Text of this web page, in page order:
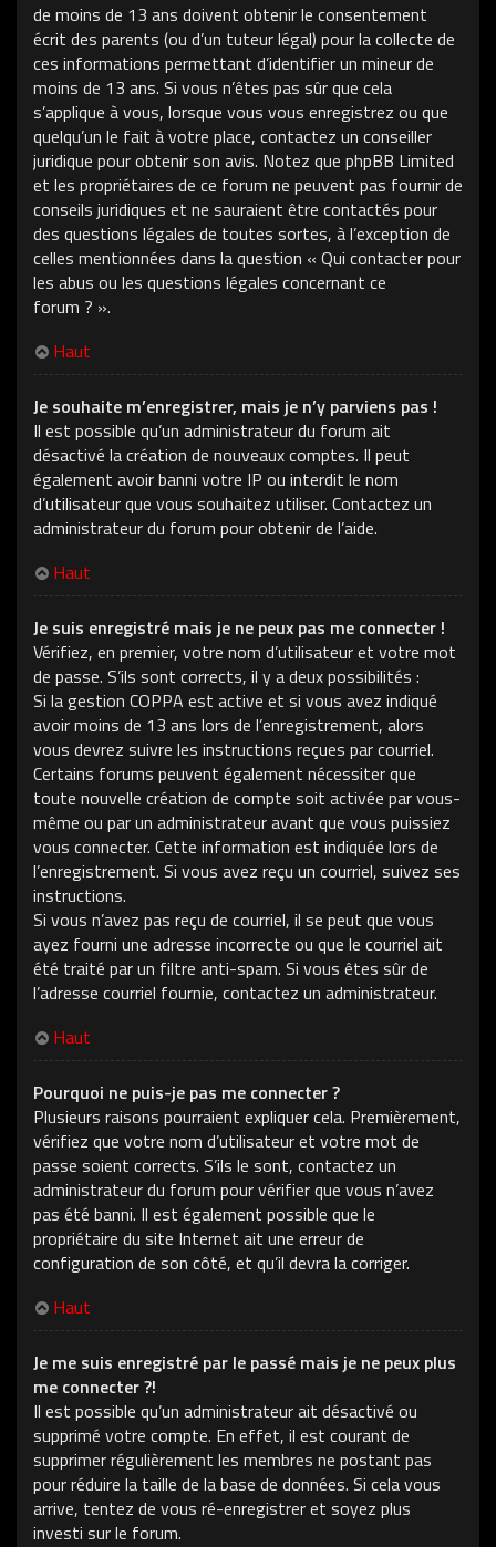
de moins de 13 ans doivent obtenir le consentement
écrit des parents (ou d’un tuteur légal) pour la collecte de
ces informations permettant d’identifier un mineur de
moins de 13 ans. Si vous n’êtes pas sûr que cela
s’applique à vous, lorsque vous vous enregistrez ou que
quelqu’un le fait à votre place, contactez un conseiller
juridique pour obtenir son avis. Notez que phpBB Limited
et les propriétaires de ce forum ne peuvent pas fournir de
conseils juridiques et ne sauraient être contactés pour
des questions légales de toutes sortes, à l’exception de
celles mentionnées dans la question « Qui contacter pour
les abus ou les questions légales concernant ce
forum ? ».
Haut
Je souhaite m’enregistrer, mais je n’y parviens pas !
Il est possible qu’un administrateur du forum ait
désactivé la création de nouveaux comptes. Il peut
également avoir banni votre IP ou interdit le nom
d’utilisateur que vous souhaitez utiliser. Contactez un
administrateur du forum pour obtenir de l’aide.
Haut
Je suis enregistré mais je ne peux pas me connecter !
Vérifiez, en premier, votre nom d’utilisateur et votre mot
de passe. S’ils sont corrects, il y a deux possibilités :
Si la gestion COPPA est active et si vous avez indiqué
avoir moins de 13 ans lors de l’enregistrement, alors
vous devrez suivre les instructions reçues par courriel.
Certains forums peuvent également nécessiter que
toute nouvelle création de compte soit activée par vous-
même ou par un administrateur avant que vous puissiez
vous connecter. Cette information est indiquée lors de
l’enregistrement. Si vous avez reçu un courriel, suivez ses
instructions.
Si vous n’avez pas reçu de courriel, il se peut que vous
ayez fourni une adresse incorrecte ou que le courriel ait
été traité par un filtre anti-spam. Si vous êtes sûr de
l’adresse courriel fournie, contactez un administrateur.
Haut
Pourquoi ne puis-je pas me connecter ?
Plusieurs raisons pourraient expliquer cela. Premièrement,
vérifiez que votre nom d’utilisateur et votre mot de
passe soient corrects. S’ils le sont, contactez un
administrateur du forum pour vérifier que vous n’avez
pas été banni. Il est également possible que le
propriétaire du site Internet ait une erreur de
configuration de son côté, et qu’il devra la corriger.
Haut
Je me suis enregistré par le passé mais je ne peux plus
me connecter ?!
Il est possible qu’un administrateur ait désactivé ou
supprimé votre compte. En effet, il est courant de
supprimer régulièrement les membres ne postant pas
pour réduire la taille de la base de données. Si cela vous
arrive, tentez de vous ré-enregistrer et soyez plus
investi sur le forum.